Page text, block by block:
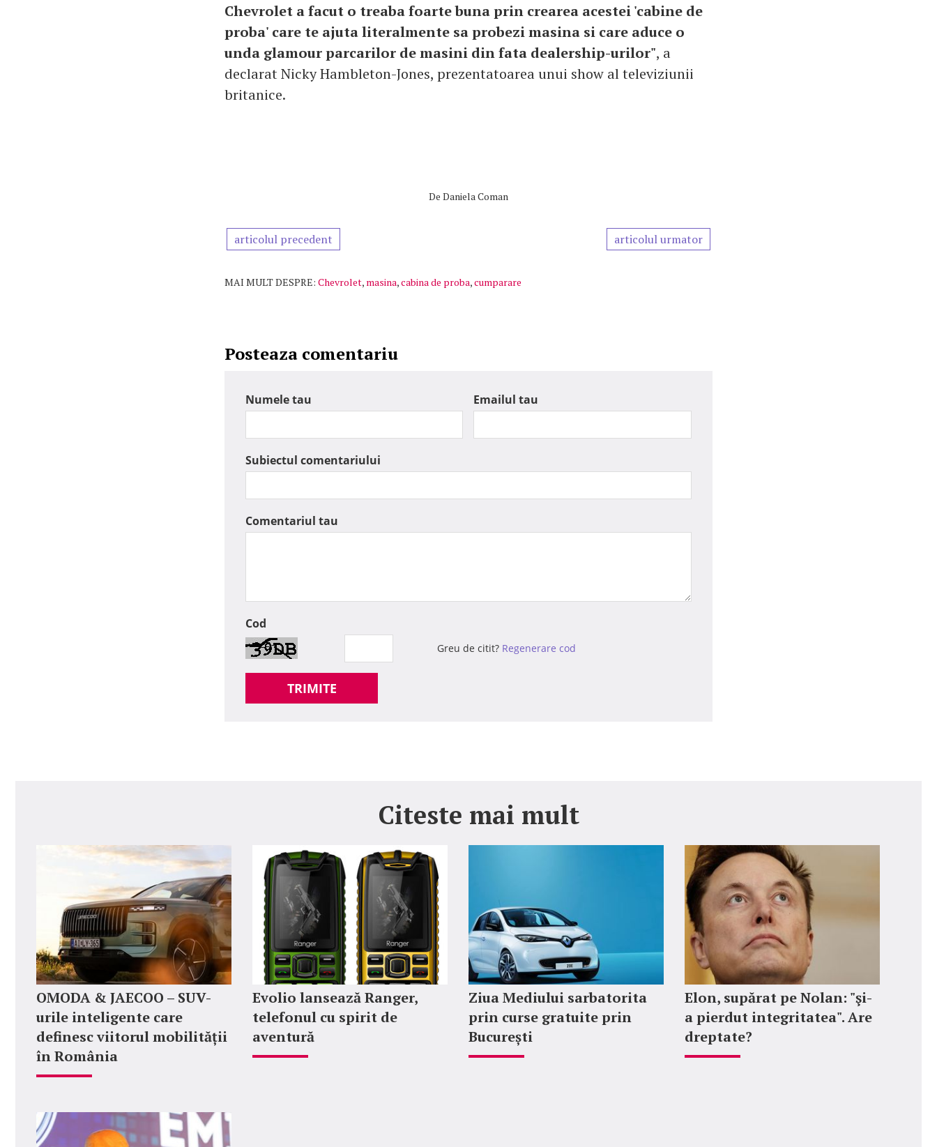
Chevrolet a facut o treaba foarte buna prin crearea acestei 'cabine de
proba' care te ajuta literalmente sa probezi masina si care aduce o
unda glamour parcarilor de masini din fata dealership-urilor", a
declarat Nicky Hambleton-Jones, prezentatoarea unui show al televiziunii
britanice.
De Daniela Coman
articolul precedent articolul urmator
MAI MULT DESPRE: Chevrolet, masina,cabina de proba,cumparare
Posteaza comentariu
Numele tau Emailul tau
Subiectul comentariului
Comentariul tau
Cod
Greu de citit? Regenerare cod
TRIMITE
Citeste mai mult
OMODA & JAECOO – SUV-
urile inteligente care
definesc viitorul mobilității
în România
Evolio lansează Ranger,
telefonul cu spirit de
aventură
Ziua Mediului sarbatorita
prin curse gratuite prin
București
Elon, supărat pe Nolan: "şi-
a pierdut integritatea". Are
dreptate?